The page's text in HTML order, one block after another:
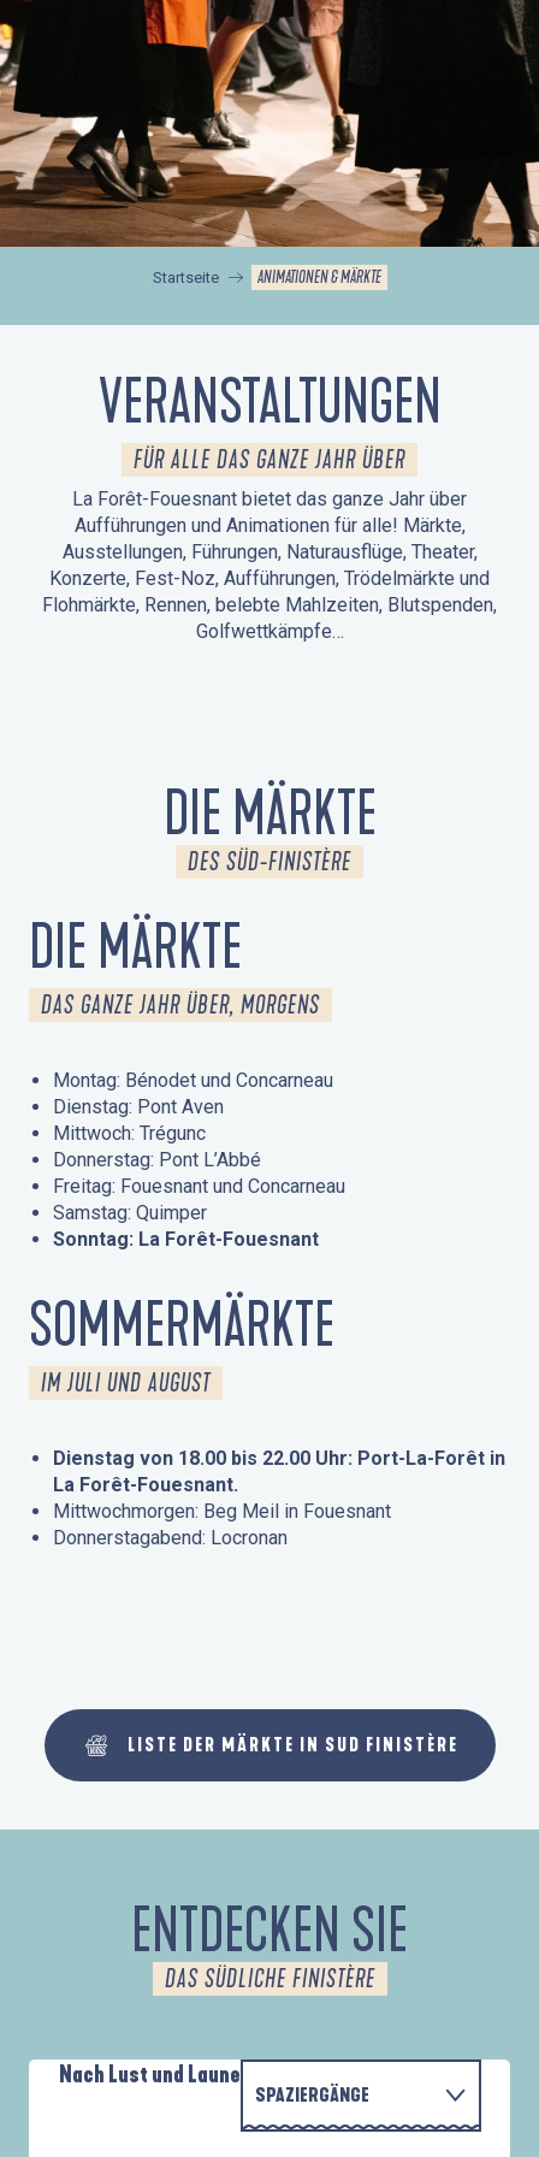
Startseite ANIMATIONEN & MÄRKTE
VERANSTALTUNGEN
FÜR ALLE DAS GANZE JAHR ÜBER
La Forêt-Fouesnant bietet das ganze Jahr über
Aufführungen und Animationen für alle! Märkte,
Ausstellungen, Führungen, Naturausflüge, Theater,
Konzerte, Fest-Noz, Aufführungen, Trödelmärkte und
Flohmärkte, Rennen, belebte Mahlzeiten, Blutspenden,
Golfwettkämpfe…
DIE MÄRKTE
DES SÜD-FINISTÈRE
DIE MÄRKTE
DAS GANZE JAHR ÜBER, MORGENS
Montag: Bénodet und Concarneau
Dienstag: Pont Aven
Mittwoch: Trégunc
Donnerstag: Pont L’Abbé
Freitag: Fouesnant und Concarneau
Samstag: Quimper
Sonntag: La Forêt-Fouesnant
SOMMERMÄRKTE
IM JULI UND AUGUST
Dienstag von 18.00 bis 22.00 Uhr: Port-La-Forêt in
La Forêt-Fouesnant.
Mittwochmorgen: Beg Meil in Fouesnant
Donnerstagabend: Locronan
LISTE DER MÄRKTE IN SUD FINISTÈRE
ENTDECKEN SIE
DAS SÜDLICHE FINISTÈRE
Nach Lust und Laune
SPAZIERGÄNGE